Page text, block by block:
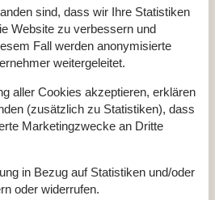
sind, dass wir Ihre Statistiken
Website zu verbessern und
Fall werden anonymisierte
weitergeleitet.
aller Cookies akzeptieren, erklären
(zusätzlich zu Statistiken), dass
Marketingzwecke an Dritte
in Bezug auf Statistiken und/oder
oder widerrufen.